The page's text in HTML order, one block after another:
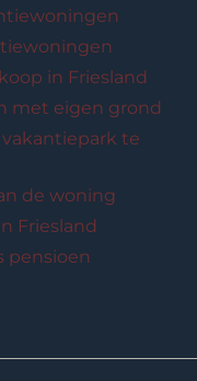
in Friesland
met eigen grond
te
de woning
Friesland
pensioen